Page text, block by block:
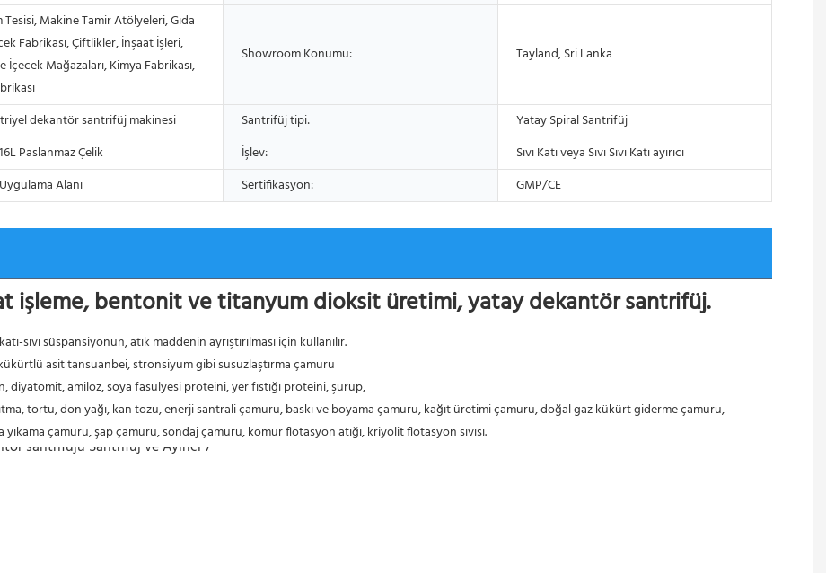
Tesisi, Makine Tamir Atölyeleri, Gıda
Fabrikası, Çiftlikler, İnşaat İşleri,
İçecek Mağazaları, Kimya Fabrikası,
Showroom Konumu: Tayland, Sri Lanka
dekantör santrifüj makinesi Santrifüj tipi:
Yatay Spiral Santrifüj
Paslanmaz Çelik İşlev:
Sıvı Katı veya Sıvı Sıvı Katı ayırıcı
Alanı Sertifikasyon: GMP/CE
işleme, bentonit ve titanyum dioksit üretimi, yatay dekantör santrifüj.
süspansiyonun, atık maddenin ayrıştırılması için kullanılır.
asit tansuanbei, stronsiyum gibi susuzlaştırma çamuru
amiloz, soya fasulyesi proteini, yer fıstığı proteini, şurup,
çamuru, şap çamuru, sondaj çamuru, kömür flotasyon atığı, kriyolit flotasyon sıvısı.